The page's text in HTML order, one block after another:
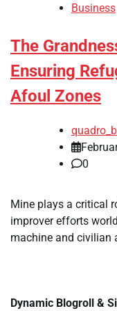
Business
The
Ensuring
Afoul Zones
0
Mine plays a critical
improver efforts
machine and civilian
Dynamic Blogroll &